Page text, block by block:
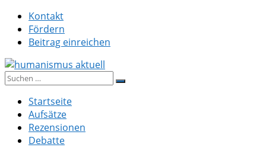
Zum
Inhalt
springen
Kontakt
Fördern
Beitrag einreichen
humanismus aktuell
Suche
Startseite
Aufsätze
Rezensionen
Debatte